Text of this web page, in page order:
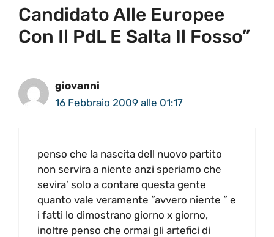
Candidato Alle Europee
Con Il PdL E Salta Il Fosso”
giovanni
16 Febbraio 2009 alle 01:17
penso che la nascita dell nuovo partito
non servira a niente anzi speriamo che
sevira’ solo a contare questa gente
quanto vale veramente ”avvero niente ” e
i fatti lo dimostrano giorno x giorno,
inoltre penso che ormai gli artefici di